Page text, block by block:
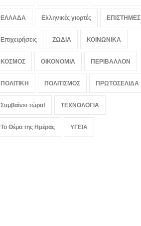
ΕΛΛΑΔΑ Ελληνικές γιορτές ΕΠΙΣΤΗΜΕΣ
Επιχειρήσεις ΖΩΔΙΑ ΚΟΙΝΩΝΙΚΑ
ΚΟΣΜΟΣ ΟΙΚΟΝΟΜΙΑ ΠΕΡΙΒΑΛΛΟΝ
ΠΟΛΙΤΙΚΗ ΠΟΛΙΤΙΣΜΟΣ ΠΡΩΤΟΣΕΛΙΔΑ
Συμβαίνει τώρα! ΤΕΧΝΟΛΟΓΙΑ
Το Θέμα της Ημέρας ΥΓΕΙΑ